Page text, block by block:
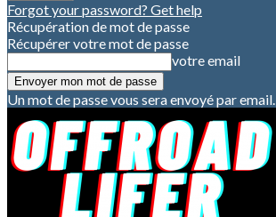
Forgot your password? Get help
Récupération de mot de passe
Récupérer votre mot de passe
votre email
Un mot de passe vous sera envoyé par email.